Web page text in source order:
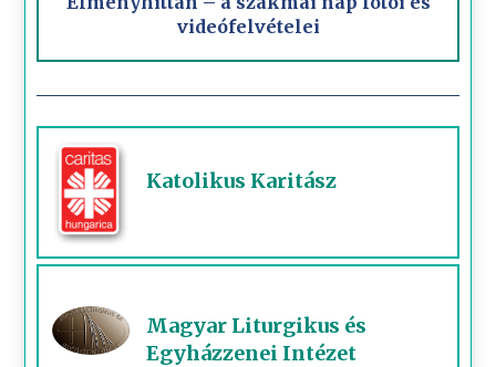
videófelvételei
Katolikus Karitász
Magyar Liturgikus és
Egyházzenei Intézet